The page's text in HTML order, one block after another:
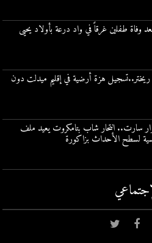
وفاة طفلين غرقاً في واد درعة بأولاد يحيى
سلم ريختر..تسجيل هزة أرضية في إقليم ميدلت دون
سارت.. انتحار شاب بتامكروت يعيد ملف
لسطح الأحداث بزاكورة